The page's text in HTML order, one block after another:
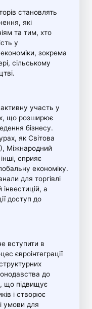
становлять
які
та тим, хто
у
зокрема
сільському
участь у
що розширює
бізнесу.
як Світова
Міжнародний
сприяє
економіку.
для торгівлі
а
доступ до
вступити в
євроінтеграції
до
що підвищує
і створює
умови для